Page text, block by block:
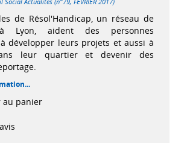
de Résol'Handicap, un réseau de
Lyon, aident des personnes
développer leurs projets et aussi à
leur quartier et devenir des
au panier